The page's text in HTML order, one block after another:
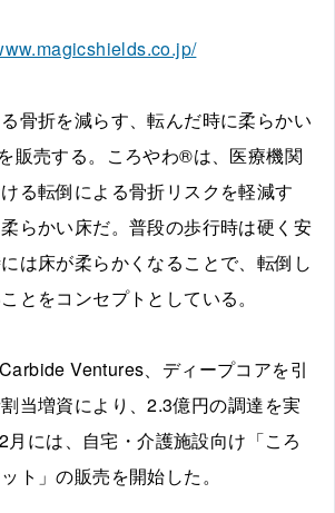
骨折を減らす、転んだ時に柔らかい
販売する。ころやわ®は、医療機関
る転倒による骨折リスクを軽減す
らかい床だ。普段の歩行時は硬く安
は床が柔らかくなることで、転倒し
とをコンセプトとしている。
Ventures、ディープコアを引
当増資により、2.3億円の調達を実
には、自宅・介護施設向け「ころ
ト」の販売を開始した。